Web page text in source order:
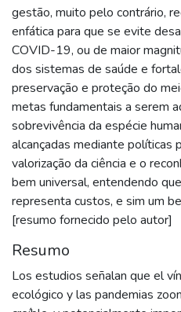
gestão, muito pelo contrário,
enfática para que se evite
COVID-19, ou de maior
dos sistemas de saúde e
preservação e proteção do
metas fundamentais a serem
sobrevivência da espécie
alcançadas mediante políticas
valorização da ciência e o
bem universal, entendendo
representa custos, e sim um
[resumo fornecido pelo autor]
Resumo
Los estudios señalan que el
ecológico y las pandemias